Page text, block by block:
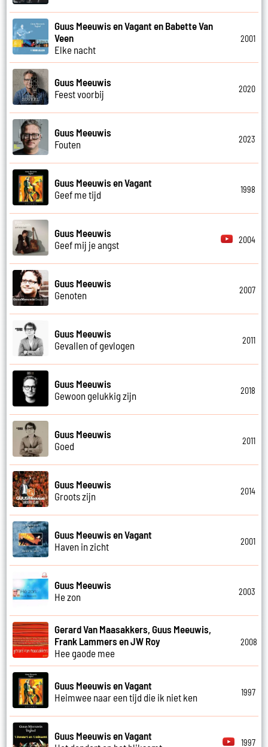
Guus Meeuwis en Vagant en Babette Van
Veen
Elke nacht
2001
Guus Meeuwis
Feest voorbij
2020
Guus Meeuwis
Fouten
2023
Guus Meeuwis en Vagant
Geef me tijd
1998
Guus Meeuwis
Geef mij je angst
2004
Guus Meeuwis
Genoten
2007
Guus Meeuwis
Gevallen of gevlogen
2011
Guus Meeuwis
Gewoon gelukkig zijn
2018
Guus Meeuwis
Goed
2011
Guus Meeuwis
Groots zijn
2014
Guus Meeuwis en Vagant
Haven in zicht
2001
Guus Meeuwis
He zon
2003
Gerard Van Maasakkers, Guus Meeuwis,
Frank Lammers en JW Roy
Hee gaode mee
2008
Guus Meeuwis en Vagant
Heimwee naar een tijd die ik niet ken
1997
Guus Meeuwis en Vagant
1997